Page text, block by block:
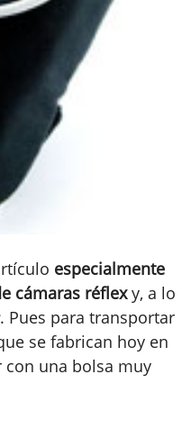
especialmente
cámaras réflexy, a lo
. Pues para transportar
se fabrican hoy en
con una bolsa muy